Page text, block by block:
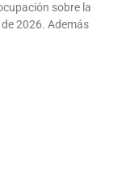
sobre la
2026. Además